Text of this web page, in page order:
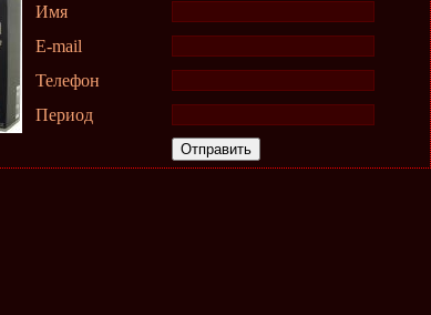
Имя
E-mail
Телефон
Период